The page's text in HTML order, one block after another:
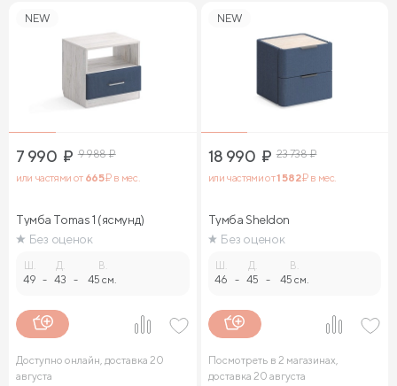
NEW
7 990 ₽ 9 988₽
или частями от 665₽ в мес.
Тумба Tomas 1 (ясмунд)
Без оценок
49 -
Д.
43 -
В.
45 см.
Доступно онлайн, доставка 20
августа
NEW
18 990 ₽ 23 738₽
или частями от1 582₽ в мес.
Тумба Sheldon
Без оценок
46 -
Д.
45 -
В.
45 см.
Посмотреть в 2 магазинах,
доставка 20 августа